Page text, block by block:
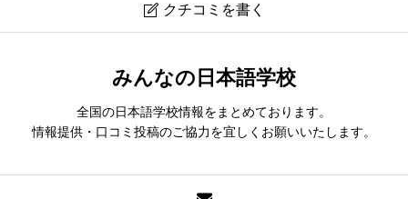
 クチコミを書く
Language Institute
クチコミは会員登録後に投稿できます。
みんなの日本語学校
全国の日本語学校情報をまとめております。
情報提供・口コミ投稿のご協力を宜しくお願いいたします。